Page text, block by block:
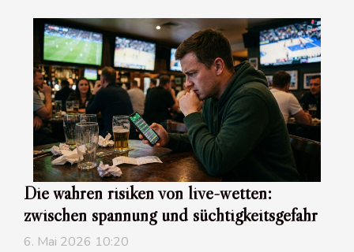
Die wahren risiken von live-wetten:
zwischen spannung und süchtigkeitsgefahr
6. Mai 2026 10:20